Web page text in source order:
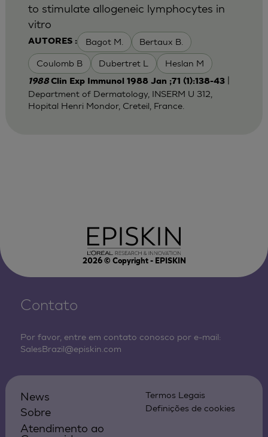
AUTORES : Bagot M. Bertaux B.
Coulomb B Dubertret L Heslan M
to stimulate allogeneic lymphocytes in
vitro
1988Clin Exp Immunol 1988 Jan ;71 (1):138-43|
Department of Dermatology, INSERM U 312,
Hopital Henri Mondor, Creteil, France.
2026© Copyright - EPISKIN
Contato
Por favor, entre em contato conosco por e-mail:
SalesBrazil@episkin.com
News
Sobre
Atendimento ao
Termos Legais
Definições de cookies